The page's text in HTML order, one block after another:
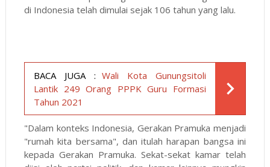
di Indonesia telah dimulai sejak 106 tahun yang lalu.
BACA JUGA : Wali Kota Gunungsitoli
Lantik 249 Orang PPPK Guru Formasi
Tahun 2021
"Dalam konteks Indonesia, Gerakan Pramuka menjadi
"rumah kita bersama", dan itulah harapan bangsa ini
kepada Gerakan Pramuka. Sekat-sekat kamar telah